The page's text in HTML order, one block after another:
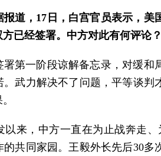
报道，17日，白宫官员表示，
已经签署。中方对此有何评论
署第一阶段谅解备忘录，对缓
武力解决不了问题，平等谈
以来，中方一直在为止战奔走
共同家园。王毅外长先后30